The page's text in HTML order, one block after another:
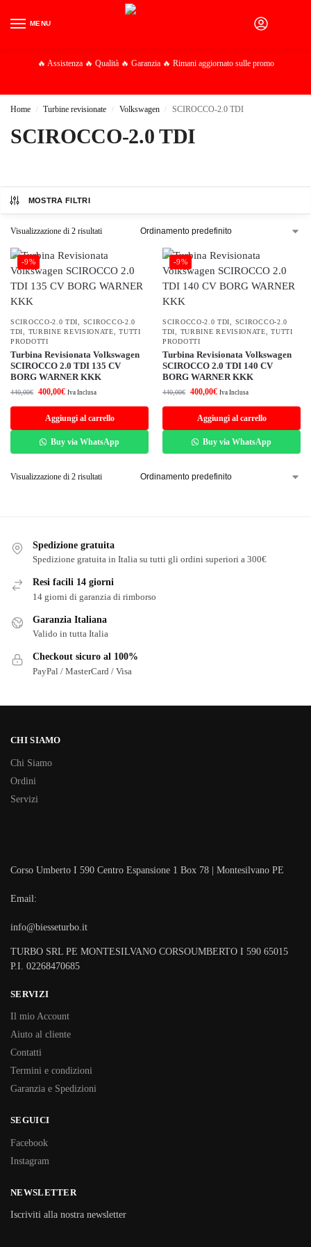
MENU
🔥 Assistenza 🔥 Qualità 🔥 Garanzia 🔥 Rimani aggiornato sulle promo
Home / Turbine revisionate / Volkswagen / SCIROCCO-2.0 TDI
SCIROCCO-2.0 TDI
MOSTRA FILTRI
Visualizzazione di 2 risultati
-9%
SCIROCCO-2.0 TDI
SCIROCCO-2.0
TDI
TURBINE REVISIONATE ,TUTTI
PRODOTTI
Turbina Revisionata Volkswagen
SCIROCCO 2.0 TDI 135 CV
BORG WARNER KKK
440,00€ 400,00€ Iva Inclusa
Aggiungi al carrello
Buy via WhatsApp
-9%
SCIROCCO-2.0 TDI
SCIROCCO-2.0
TDI
TURBINE REVISIONATE ,TUTTI
PRODOTTI
Turbina Revisionata Volkswagen
SCIROCCO 2.0 TDI 140 CV
BORG WARNER KKK
440,00€ 400,00€ Iva Inclusa
Aggiungi al carrello
Buy via WhatsApp
Visualizzazione di 2 risultati
Spedizione gratuita
Spedizione gratuita in Italia su tutti gli ordini superiori a 300€
Resi facili 14 giorni
14 giorni di garanzia di rimborso
Garanzia Italiana
Valido in tutta Italia
Checkout sicuro al 100%
PayPal / MasterCard / Visa
CHI SIAMO
Chi Siamo
Ordini
Servizi
Corso Umberto I 590 Centro Espansione 1 Box 78 | Montesilvano PE
Email:
info@biesseturbo.it
TURBO SRL PE MONTESILVANO CORSOUMBERTO I 590 65015
P.I. 02268470685
SERVIZI
Il mio Account
Aiuto al cliente
Contatti
Termini e condizioni
Garanzia e Spedizioni
SEGUICI
Facebook
Instagram
NEWSLETTER
Iscriviti alla nostra newsletter